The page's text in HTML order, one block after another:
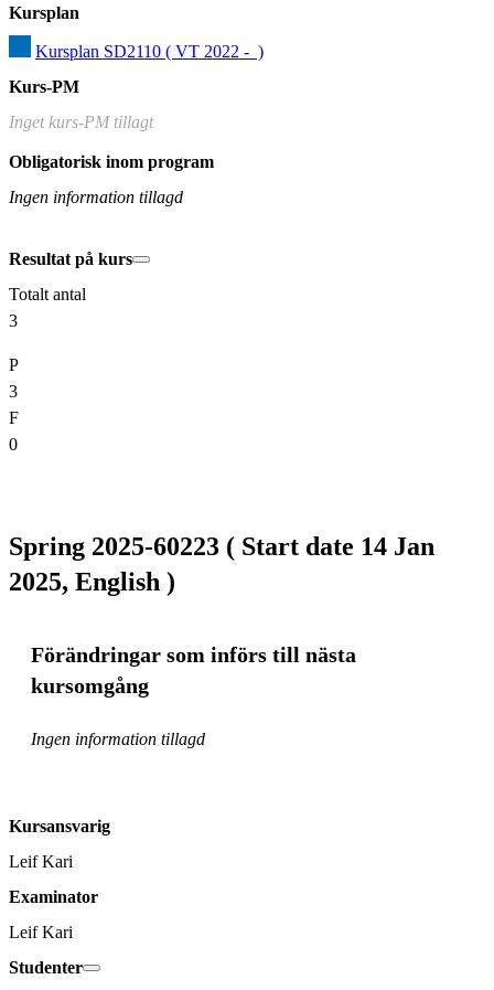
Kursplan
Kursplan SD2110 ( VT 2022 -  )
Kurs-PM
Inget kurs-PM tillagt
Obligatorisk inom program
Ingen information tillagd
Resultat på kurs
Totalt antal
3
P
3
F
0
Spring 2025-60223 ( Start date 14 Jan
2025, English )
Förändringar som införs till nästa
kursomgång
Ingen information tillagd
Kursansvarig
Leif Kari
Examinator
Leif Kari
Studenter